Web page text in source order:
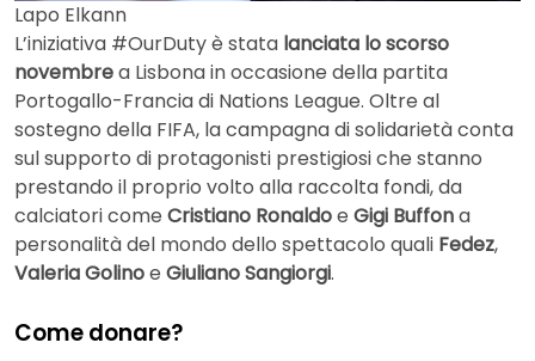
Lapo Elkann
L’iniziativa #OurDuty è stata lanciata lo scorso
novembrea Lisbona in occasione della partita
Portogallo-Francia di Nations League. Oltre al
sostegno della FIFA, la campagna di solidarietà conta
sul supporto di protagonisti prestigiosi che stanno
prestando il proprio volto alla raccolta fondi, da
calciatori come Cristiano Ronaldoe Gigi Buffona
personalità del mondo dello spettacolo quali Fedez,
Valeria Golinoe Giuliano Sangiorgi.
Come donare?